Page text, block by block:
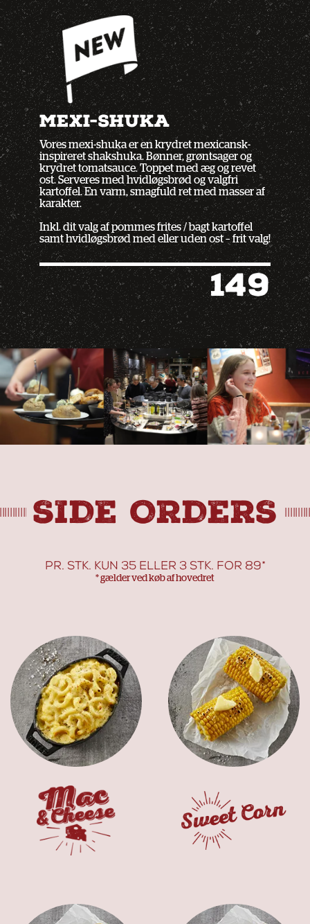
MEXI-SHUKA
Vores mexi-shuka er en krydret mexicansk-
inspireret shakshuka. Bønner, grøntsager og
krydret tomatsauce. Toppet med æg og revet
ost. Serveres med hvidløgsbrød og valgfri
kartoffel. En varm, smagfuld ret med masser af
karakter.
Inkl. dit valg af pommes frites / bagt kartoffel
samt hvidløgsbrød med eller uden ost – frit valg!
149
SIDE ORDERS
PR. STK. KUN 35 ELLER 3 STK. FOR 89*
* gælder ved køb af hovedret